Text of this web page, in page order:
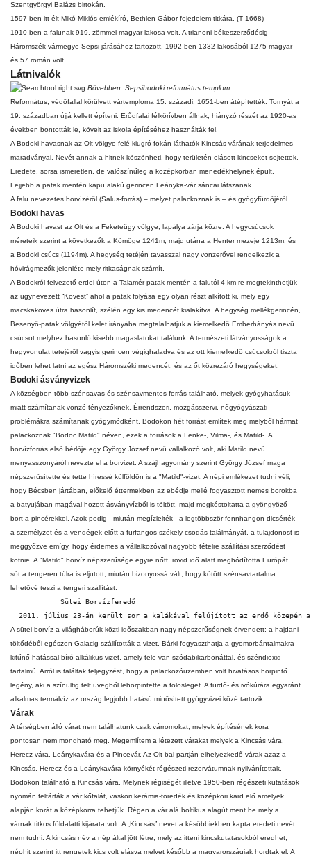
Szentgyörgyi Balázs birtokán.
1597-ben itt élt Mikó Miklós emlékíró, Bethlen Gáborfejedelem titkára. (Ṫ 1668)
1910-ben a falunak 919, zömmel magyar lakosa volt. A trianoni békeszerződésig
Háromszék vármegye Sepsi járásához tartozott. 1992-ben 1332 lakosából 1275 magyar
és 57 román volt.
Látnivalók
Bővebben: Sepsibodoki református templom
Református , védőfallal körülvett vártemploma 15. századi 1651-ben átépítették. Tornyát a
19. században újjá kellett építeni. Erődfalai félkörívben állnak, hiányzó részét az 1920-as
években bontották le, köveit az iskola építéséhez használták fel.
A Bodoki-havasnak az Olt völgye felé kiugró fokán láthatók Kincsás várának terjedelmes
maradványai. Nevét annak a hitnek köszönheti, hogy területén elásott kincseket sejtettek.
Eredete, sorsa ismeretlen, de valószínűleg a középkorban menedékhelynek épült.
Lejjebb a patak mentén kapu alakú gerincen Leányka-vár sáncai látszanak.
A falu nevezetes borvízéről (Salus-forrás) – melyet palackoznak is – és gyógyfürdőjéről.
Bodoki havas
A Bodoki havast az Olt és a Feketeügy völgye, lapálya zárja közre. A hegycsúcsok
méreteik szerint a következők a Kömöge 1241m, majd utána a Henter mezeje 1213m, és
a Bodoki csúcs (1194m). A hegység tetéjén tavasszal nagy vonzerővel rendelkezik a
hóvirágmezők jelenléte mely ritkaságnak számít.
A Bodokról felvezető erdei úton a Talamér patak mentén a falutól 4 km-re megtekinthetjük
az ugynevezett “Kövest” ahol a patak folyása egy olyan részt alkított ki, mely egy
macskaköves útra hasonlít, szélén egy kis medencét kialakítva. A hegység mellékgerincén,
Besenyő-patak völgyétől kelet irányába megtalalhatjuk a kiemelkedő Emberhányás nevű
csúcsot melyhez hasonló kisebb magaslatokat találunk. A természeti látványosságok a
hegyvonulat tetejéről vagyis gerincen végighaladva és az ott kiemelkedő csúcsokról tiszta
időben lehet latni az egész Háromszéki medencét, és az őt közrezáró hegységeket.
Bodoki ásványvizek
A községben több szénsavas és szénsavmentes forrás található, melyek gyógyhatásuk
miatt számítanak vonzó tényezőknek. Érrendszeri, mozgásszervi, nőgyógyászati
problémákra számítanak gyógymódként. Bodokon hét forrást említek meg melyből hármat
palackoznak "Bodoc Matild" néven, ezek a források a Lenke-, Vilma-, és Matild-. A
borvízforrás első bérlője egy György József nevű vállalkozó volt, aki Matild nevű
menyasszonyáról nevezte el a borvizet. A szájhagyomány szerint György József maga
népszerűsítette és tette híressé külföldön is a "Matild"-vizet. A népi emlékezet tudni véli,
hogy Bécsben jártában, előkelő éttermekben az ebédje mellé fogyasztott nemes borokba
a batyujában magával hozott ásványvízből is töltött, majd megkóstoltatta a gyöngyöző
bort a pincérekkel. Azok pedig - miután megízlelték - a legtöbbször fennhangon dicsérték
a személyzet és a vendégek előtt a furfangos székely csodás találmányát, a tulajdonost is
meggyőzve emígy, hogy érdemes a vállalkozóval nagyobb tételre szállítási szerződést
kötnie. A "Matild" borvíz népszerűsége egyre nőtt, rövid idő alatt meghódította Európát,
sőt a tengeren túlra is eljutott, miután bizonyossá vált, hogy kötött szénsavtartalma
lehetővé teszi a tengeri szállítást.
A sütei borvíz a világháborúk közti időszakban nagy népszerűségnek örvendett: a hajdani
töltődéből egészen Galacig szállították a vizet. Bárki fogyaszthatja a gyomorbántalmakra
kitűnő hatással bíró alkálikus vizet, amely tele van szódabikarbonáttal, és széndioxid-
tartalmú. Arról is találtak feljegyzést, hogy a palackozóüzemben volt hivatásos hörpintő
legény, aki a színültig telt üvegből lehörpintette a fölösleget. A fürdő- és ivókúrára egyaránt
alkalmas termálvíz az ország legjobb hatású minősített gyógyvizei közé tartozik.
Várak
A térségben álló várat nem találhatunk csak várromokat, melyek építésének kora
pontosan nem mondható meg. Megemlítem a létezett várakat melyek a Kincsás vára,
Herecz-vára, Leánykavára és a Pincevár. Az Olt bal partján elhelyezkedő várak azaz a
Kincsás, Herecz és a Leánykavára környékét régészeti rezervátumnak nyilvánítottak.
Bodokon található a Kincsás vára, Melynek régiségét illetve 1950-ben régészeti kutatások
nyomán feltárták a vár kőfalát, vaskori kerámia-töredék és középkori kard elő amelyek
alapján korát a középkorra tehetjük. Régen a vár alá boltikus alagút ment be mely a
várnak titkos földalatti kijárata volt. A „Kincsás” nevet a későbbiekben kapta eredeti nevét
nem tudni. A kincsás név a nép által jött létre, mely az itteni kincskutatásokból eredhet,
néphit szerint itt rengetek kics volt elásva melyet később a magyarországiak hordtak el. A